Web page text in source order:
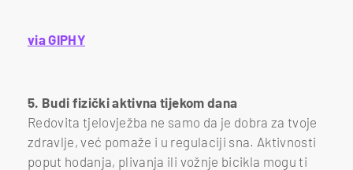
via GIPHY
5. Budi fizički aktivna tijekom dana
Redovita tjelovježba ne samo da je dobra za tvoje
zdravlje, već pomaže i u regulaciji sna. Aktivnosti
poput hodanja, plivanja ili vožnje bicikla mogu ti